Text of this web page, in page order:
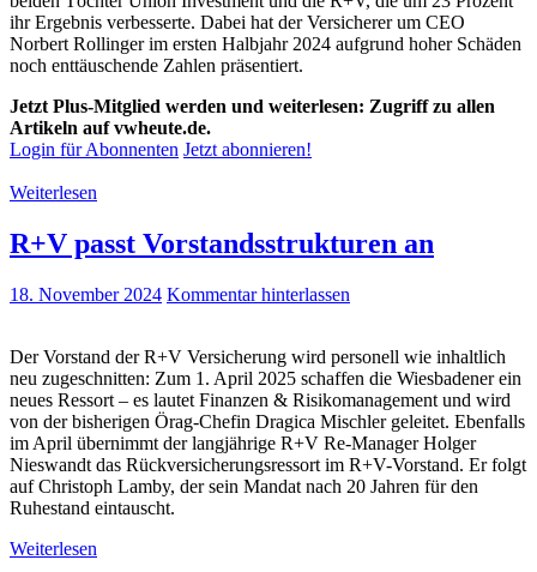
ihr Ergebnis verbesserte. Dabei hat der Versicherer um CEO
Norbert Rollinger im ersten Halbjahr 2024 aufgrund hoher Schäden
noch enttäuschende Zahlen präsentiert.
Jetzt Plus-Mitglied werden und weiterlesen: Zugriff zu allen
Artikeln auf vwheute.de.
Login für Abonnenten Jetzt abonnieren!
Weiterlesen
R+V passt Vorstandsstrukturen an
18. November 2024 Kommentar hinterlassen
Der Vorstand der R+V Versicherung wird personell wie inhaltlich
neu zugeschnitten: Zum 1. April 2025 schaffen die Wiesbadener ein
neues Ressort – es lautet Finanzen & Risikomanagement und wird
von der bisherigen Örag-Chefin Dragica Mischler geleitet. Ebenfalls
im April übernimmt der langjährige R+V Re-Manager Holger
Nieswandt das Rückversicherungsressort im R+V-Vorstand. Er folgt
auf Christoph Lamby, der sein Mandat nach 20 Jahren für den
Ruhestand eintauscht.
Weiterlesen